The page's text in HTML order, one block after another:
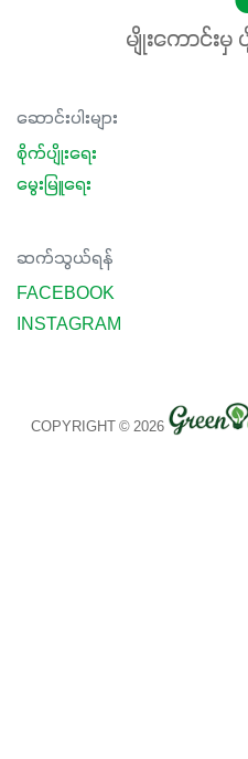
မျိုးကောင်းမှ
ဆောင်းပါးများ
စိုက်ပျိုးရေး
မွေးမြူရေး
ဆက်သွယ်ရန်
FACEBOOK
INSTAGRAM
COPYRIGHT © 2026